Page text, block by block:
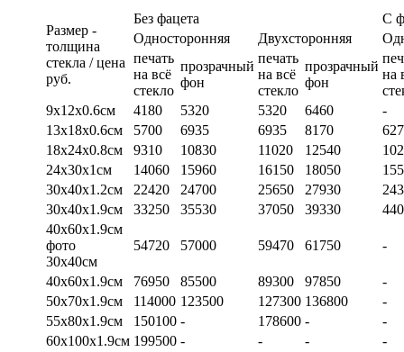
Размер -
толщина
стекла / цена
руб.
Без фацета
С
Односторонняя
Двухсторонняя
печать
на всё
стекло
прозрачный
фон
печать
на всё
стекло
прозрачный
фон
на
9х12х0.6см
4180 5320 5320 6460
-
13х18х0.6см
5700 6935 6935 8170
18х24х0.8см
9310 10830 11020 12540
24х30х1см
14060 15960 16150 18050
30х40х1.2см
22420 24700 25650 27930
30х40х1.9см
33250 35530 37050 39330
40х60х1.9см
фото
30х40см
54720 57000 59470 61750 -
40х60х1.9см 76950 85500 89300 97850
-
50х70х1.9см
114000 123500 127300 136800
-
55х80х1.9см
150100 - 178600 -
-
60х100х1.9см 199500 - - -
-